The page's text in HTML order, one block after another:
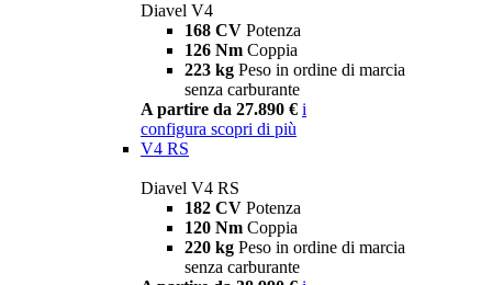
Diavel V4
168 CV Potenza
126 Nm Coppia
223 kg Peso in ordine di marcia
senza carburante
A partire da 27.890 € i
configura scopri di più
V4 RS
Diavel V4 RS
182 CV Potenza
120 Nm Coppia
220 kg Peso in ordine di marcia
senza carburante